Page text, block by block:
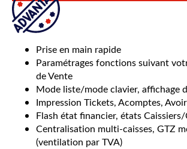
Prise en main rapide
Paramétrages fonctions suivant
de Vente
Mode liste/mode clavier, affichage
Impression Tickets, Acomptes,
Flash état financier, états Caissiers/
Centralisation multi-caisses, GTZ
(ventilation par TVA)